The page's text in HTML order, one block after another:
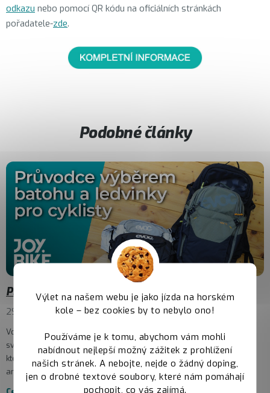
Výlet na našem webu je jako jízda na horském
kole – bez cookies by to nebylo ono!
Používáme je k tomu, abychom vám mohli
nabídnout nejlepší možný zážitek z prohlížení
našich stránek. A nebojte, nejde o žádný doping,
jen o drobné textové soubory, které nám pomáhají
pochopit, co vás zajímá.
odkazu nebo pomocí QR kódu na oficiálních stránkách
pořadatele-zde.
Podobné články
Průvodce výběrem batohu a ledvinky pro cyklisty
29.7.2025
Voda, nářadí, pumpička, náhradní duše, telefon, klíče nebo třeba
svačina. Pro většinu cyklistů nezbytnosti, bez kterých nevyjedou a
které poberou různé brašny – pod sedlem, na řídítkách, v rámu –
aneb...